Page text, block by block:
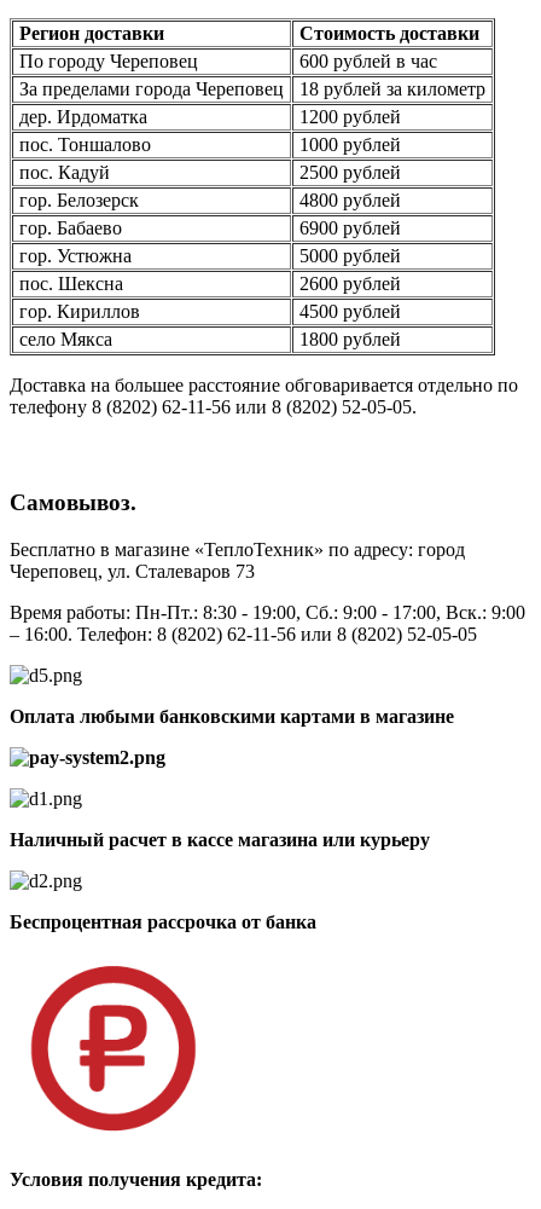
Регион доставки
Стоимость доставки
По городу Череповец
600 рублей в час
За пределами города Череповец
18 рублей за километр
дер. Ирдоматка
1200 рублей
пос. Тоншалово
1000 рублей
пос. Кадуй
2500 рублей
гор. Белозерск
4800 рублей
гор. Бабаево
6900 рублей
гор. Устюжна
5000 рублей
пос. Шексна
2600 рублей
гор. Кириллов
4500 рублей
село Мякса
1800 рублей
Доставка на большее расстояние обговаривается отдельно по
телефону 8 (8202) 62-11-56 или 8 (8202) 52-05-05.
Самовывоз.
Бесплатно в магазине «ТеплоТехник» по адресу: город
Череповец, ул. Сталеваров 73
Время работы: Пн-Пт.: 8:30 - 19:00, Сб.: 9:00 - 17:00, Вск.: 9:00
– 16:00. Телефон: 8 (8202) 62-11-56 или 8 (8202) 52-05-05
Оплата любыми банковскими картами в магазине
Наличный расчет в кассе магазина или курьеру
Беспроцентная рассрочка от банка
Условия получения кредита: